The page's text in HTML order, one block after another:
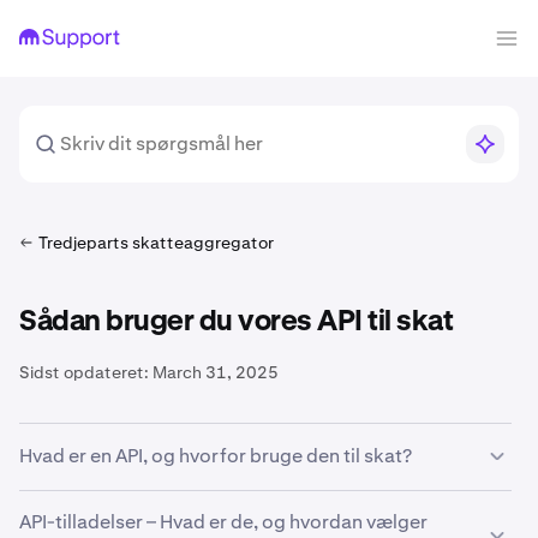
Tredjeparts skatteaggregator
Sådan bruger du vores API til skat
Sidst opdateret: March 31, 2025
Hvad er en API, og hvorfor bruge den til skat?
EnA pplication P rogramming
nterface er en måde,
API-tilladelser – Hvad er de, og hvordan vælger